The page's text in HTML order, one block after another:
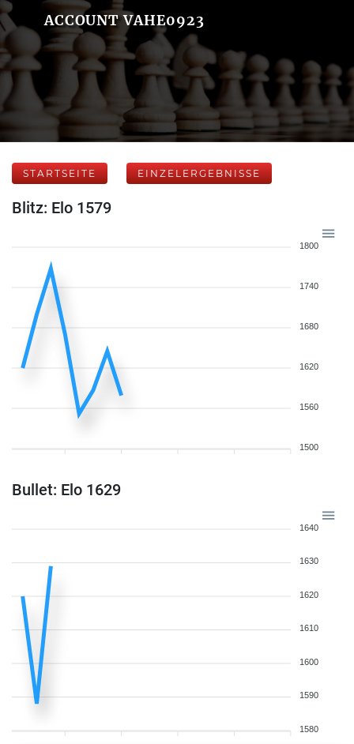
ACCOUNT VAHE0923
STARTSEITE EINZELERGEBNISSE
Blitz: Elo 1579
1800
1740
1680
1620
1560
1500
Bullet: Elo 1629
1640
1630
1620
1610
1600
1590
1580